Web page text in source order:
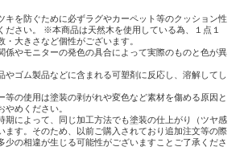
を防ぐために必ずラグやカーペット等のクッション性
ださい。 ※本商品は天然木を使用している為、１点１
・大きさなど個性がございます。
やモニターの発色の具合によって実際のものと色が異
ゴム製品などに含まれる可塑剤に反応し、溶解してし
の使用は塗装の剥がれや変色など素材を傷める原因と
めください。
によって、同じ加工方法でも塗装の仕上がり（ツヤ感
ます。そのため、以前ご購入されており追加注文等の際
少の相違が生じる可能性がございますことご了承くださ